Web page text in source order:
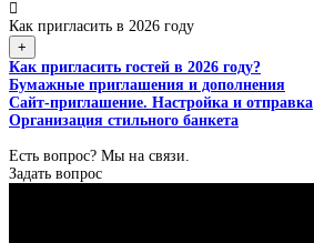
Как пригласить в 2026 году
+
Как пригласить гостей в 2026 году?
Бумажные приглашения и дополнения
Сайт-приглашение. Настройка и отправка
Организация стильного банкета
Есть вопрос? Мы на связи.
Задать вопрос